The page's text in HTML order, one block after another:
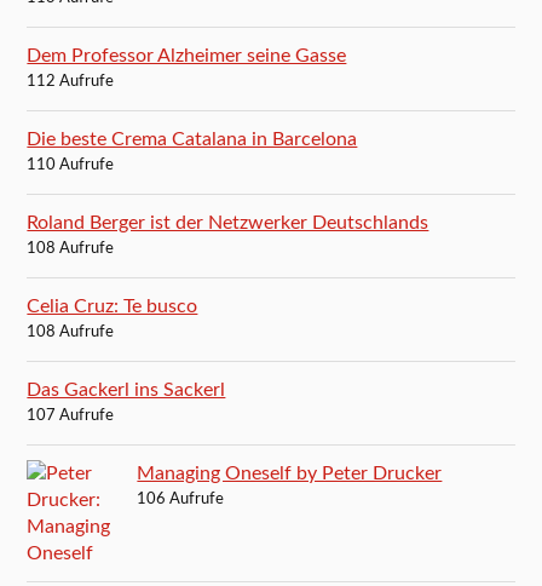
Dem Professor Alzheimer seine Gasse
112 Aufrufe
Die beste Crema Catalana in Barcelona
110 Aufrufe
Roland Berger ist der Netzwerker Deutschlands
108 Aufrufe
Celia Cruz: Te busco
108 Aufrufe
Das Gackerl ins Sackerl
107 Aufrufe
Managing Oneself by Peter Drucker
106 Aufrufe